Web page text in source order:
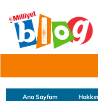
Ana Sayfam